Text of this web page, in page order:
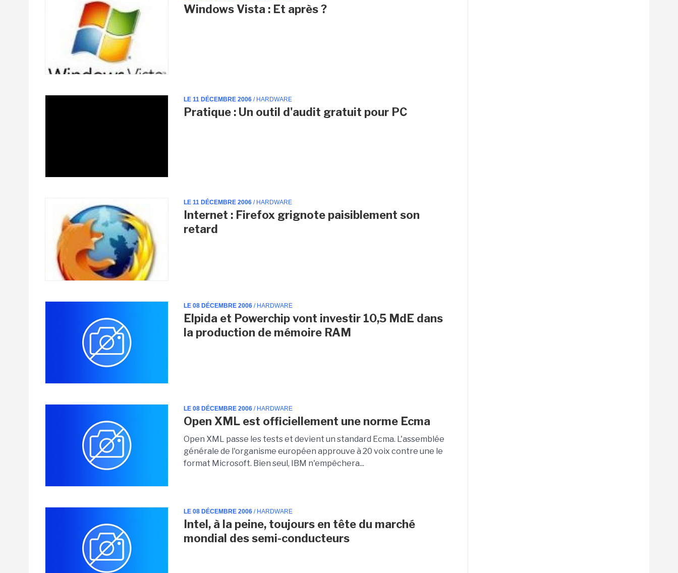
Windows Vista : Et après ?
LE 11 DÉCEMBRE 2006 / HARDWARE
Pratique : Un outil d'audit gratuit pour PC
LE 11 DÉCEMBRE 2006 / HARDWARE
Internet : Firefox grignote paisiblement son
retard
LE 08 DÉCEMBRE 2006 / HARDWARE
Elpida et Powerchip vont investir 10,5 MdE dans
la production de mémoire RAM
LE 08 DÉCEMBRE 2006 / HARDWARE
Open XML est officiellement une norme Ecma
Open XML passe les tests et devient un standard Ecma. L'assemblée
générale de l'organisme européen approuve à 20 voix contre une le
format Microsoft. Bien seul, IBM n'empêchera...
LE 08 DÉCEMBRE 2006 / HARDWARE
Intel, à la peine, toujours en tête du marché
mondial des semi-conducteurs